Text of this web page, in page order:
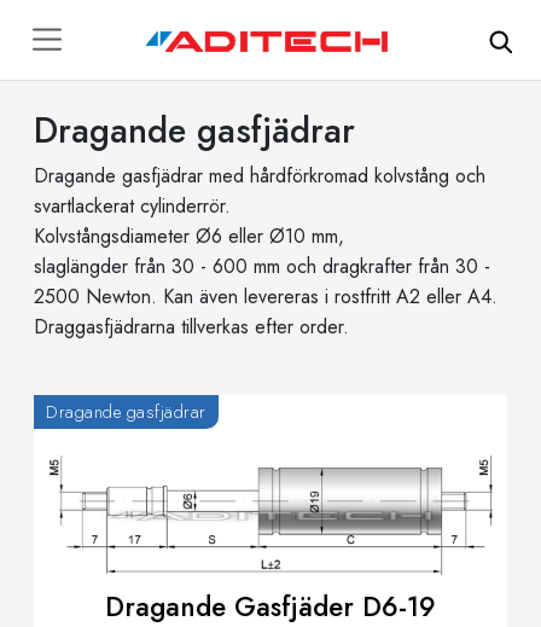
Dragande gasfjädrar
Dragande gasfjädrar med hårdförkromad kolvstång och
svartlackerat cylinderrör.
Kolvstångsdiameter Ø6 eller Ø10 mm,
slaglängder från 30 - 600 mm och dragkrafter från 30 -
2500 Newton. Kan även levereras i rostfritt A2 eller A4.
Draggasfjädrarna tillverkas efter order.
Dragande gasfjädrar
Dragande Gasfjäder D6-19